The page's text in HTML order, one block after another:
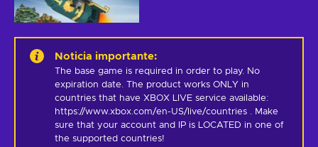
Noticia importante:
The base game is required in order to play. No
expiration date. The product works ONLY in
countries that have XBOX LIVE service available:
https://www.xbox.com/en-US/live/countries . Make
sure that your account and IP is LOCATED in one of
the supported countries!